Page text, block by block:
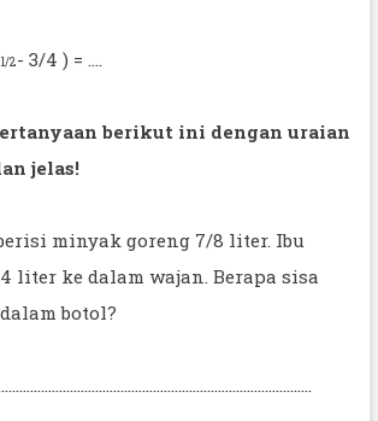
1/2- 3/4 ) = ....
berikut ini dengan uraian
jelas!
minyak goreng 7/8 liter. Ibu
liter ke dalam wajan. Berapa sisa
botol?